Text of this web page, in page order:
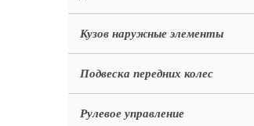
Кузов наружные элементы
Подвеска передних колес
Рулевое управление